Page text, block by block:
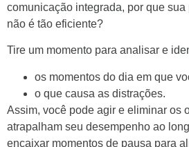
comunicação integrada, por que
não é tão eficiente?
Tire um momento para analisar e
os momentos do dia em que
o que causa as distrações.
Assim, você pode agir e eliminar os
atrapalham seu desempenho ao
encaixar momentos de pausa para